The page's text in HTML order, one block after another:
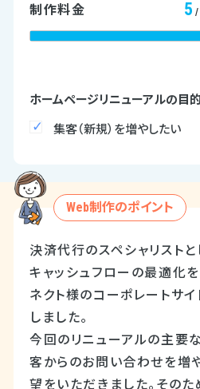
制作料金 5 /
ホームページリニューアルの目
集客（新規）を増やしたい
Web制作のポイント
決済代行のスペシャリスト
キャッシュフローの最適化
ネクト様のコーポレートサ
しました。
今回のリニューアルの主要
客からのお問い合わせを増
望をいただきました。そのた